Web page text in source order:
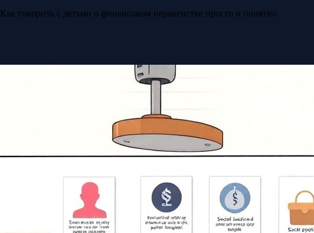
Как говорить с детьми о финансовом неравенстве просто и понятно